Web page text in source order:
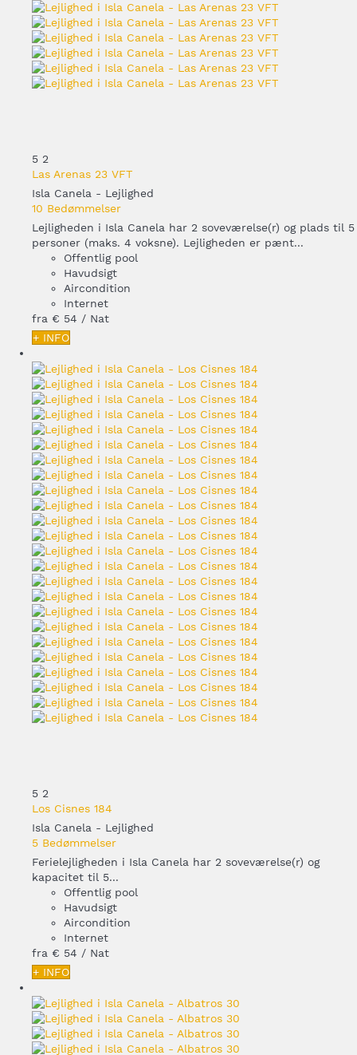
5 2
Las Arenas 23 VFT
Isla Canela - Lejlighed
10 Bedømmelser
Lejligheden i Isla Canela har 2 soveværelse(r) og plads til 5
personer (maks. 4 voksne). Lejligheden er pænt...
Offentlig pool
Havudsigt
Aircondition
Internet
fra € 54 / Nat
+ INFO
5 2
Los Cisnes 184
Isla Canela - Lejlighed
5 Bedømmelser
Ferielejligheden i Isla Canela har 2 soveværelse(r) og
kapacitet til 5...
Offentlig pool
Havudsigt
Aircondition
Internet
fra € 54 / Nat
+ INFO